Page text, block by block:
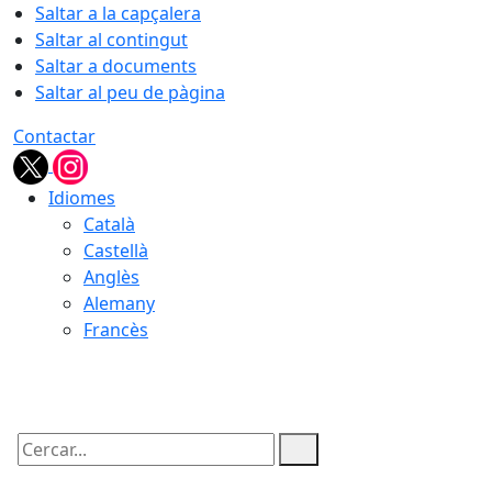
Saltar a la capçalera
Saltar al contingut
Saltar a documents
Saltar al peu de pàgina
Contactar
Idiomes
Català
Castellà
Anglès
Alemany
Francès
Cercar: